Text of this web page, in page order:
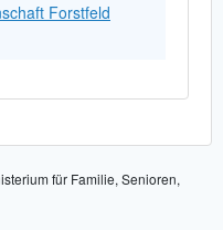
Forstfeld
für Familie, Senioren,